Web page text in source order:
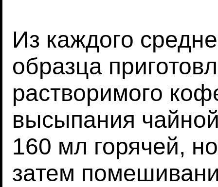
Из каждого
образца
растворимого
высыпания
160 мл горячей,
затем